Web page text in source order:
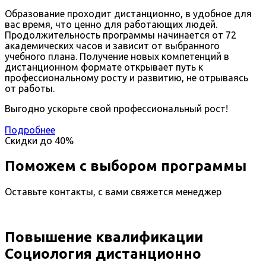
Образование проходит дистанционно, в удобное для
вас время, что ценно для работающих людей.
Продолжительность программы начинается от 72
академических часов и зависит от выбранного
учебного плана. Получение новых компетенций в
дистанционном формате открывает путь к
профессиональному росту и развитию, не отрываясь
от работы.
Выгодно ускорьте свой профессиональный рост!
Подробнее
Скидки до 40%
Поможем с выбором программы
Оставьте контакты, с вами свяжется менеджер
Повышение квалификации
Социология дистанционно